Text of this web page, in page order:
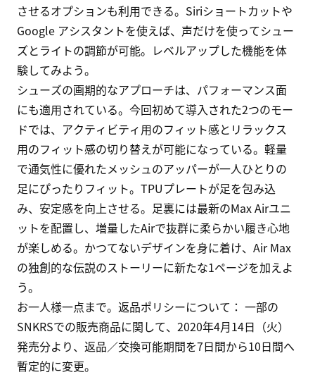
させるオプションも利用できる。Siriショートカットや
Google アシスタントを使えば、声だけを使ってシュー
ズとライトの調節が可能。レベルアップした機能を体
験してみよう。
シューズの画期的なアプローチは、パフォーマンス面
にも適用されている。今回初めて導入された2つのモー
ドでは、アクティビティ用のフィット感とリラックス
用のフィット感の切り替えが可能になっている。軽量
で通気性に優れたメッシュのアッパーが一人ひとりの
足にぴったりフィット。TPUプレートが足を包み込
み、安定感を向上させる。足裏には最新のMax Airユニ
ットを配置し、増量したAirで抜群に柔らかい履き心地
が楽しめる。かつてないデザインを身に着け、Air Max
の独創的な伝説のストーリーに新たな1ページを加えよ
う。
お一人様一点まで。返品ポリシーについて： 一部の
SNKRSでの販売商品に関して、2020年4月14日（火）
発売分より、返品／交換可能期間を7日間から10日間へ
暫定的に変更。